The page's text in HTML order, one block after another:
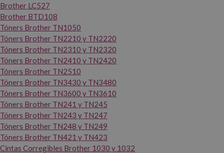
Brother LC527
Brother BTD108
Tóners Brother TN1050
Tóners Brother TN2210 y TN2220
Tóners Brother TN2310 y TN2320
Tóners Brother TN2410 y TN2420
Tóners Brother TN2510
Tóners Brother TN3430 y TN3480
Tóners Brother TN3600 y TN3610
Tóners Brother TN241 y TN245
Tóners Brother TN243 y TN247
Tóners Brother TN248 y TN249
Tóners Brother TN421 y TN423
Cintas Corregibles Brother 1030 y 1032